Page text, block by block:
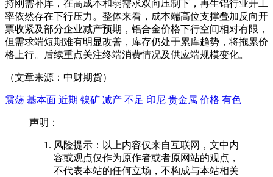
持刚需补库，在高成本和弱需求双向压制下，再生铝行业开工
率依然存在下行压力。整体来看，成本端高位支撑叠加反向开
票收紧及部分企业减产预期，铝合金价格下行空间相对有限，
但需求端短期难有明显改善，库存仍处于累库趋势，将拖累价
格上行。后续重点关注终端消费情况及供应端规模变化。
（文章来源：中财期货）
震荡 基本面 近期 镍矿 减产 不足 印尼 贵金属 价格 有色
声明：
风险提示：以上内容仅来自互联网，文中内
容或观点仅作为原作者或者原网站的观点，
不代表本站的任何立场，不构成与本站相关